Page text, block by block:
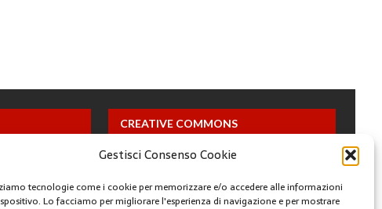
Gestisci Consenso Cookie
tecnologie come i cookie per memorizzare e/o accedere alle informazioni
Lo facciamo per migliorare l'esperienza di navigazione e per mostrare
CREATIVE COMMONS
Questa opera è concessa in licenza con i termini